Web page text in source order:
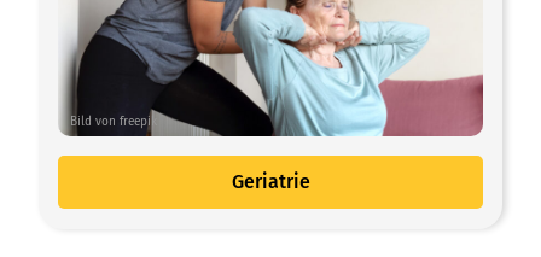
Bild von freepik
Geriatrie